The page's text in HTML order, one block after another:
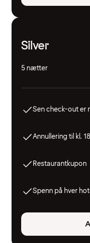
Silver
5 nætter
Sen check-out er
Annullering til kl.
Restaurantkupon
Spenn på hver